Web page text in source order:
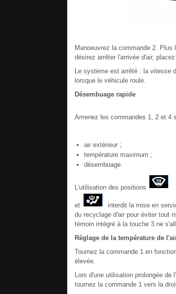
Manoeuvrez la commande 2.
désirez arrêter l'arrivée d'air,
Le système est arrêté : la vitesse
lorsque le véhicule roule.
Désembuage rapide
Amenez les commandes 1, 2 et 4
air extérieur ;
température maximum ;
désembuage.
L'utilisation des positions
et
interdit la mise en
du recyclage d'air pour éviter tout
témoin intégré à la touche 3 ne
Réglage de la température de
Tournez la commande 1 en
élevée.
Lors d'une utilisation prolongée
tournez la commande 1 vers la